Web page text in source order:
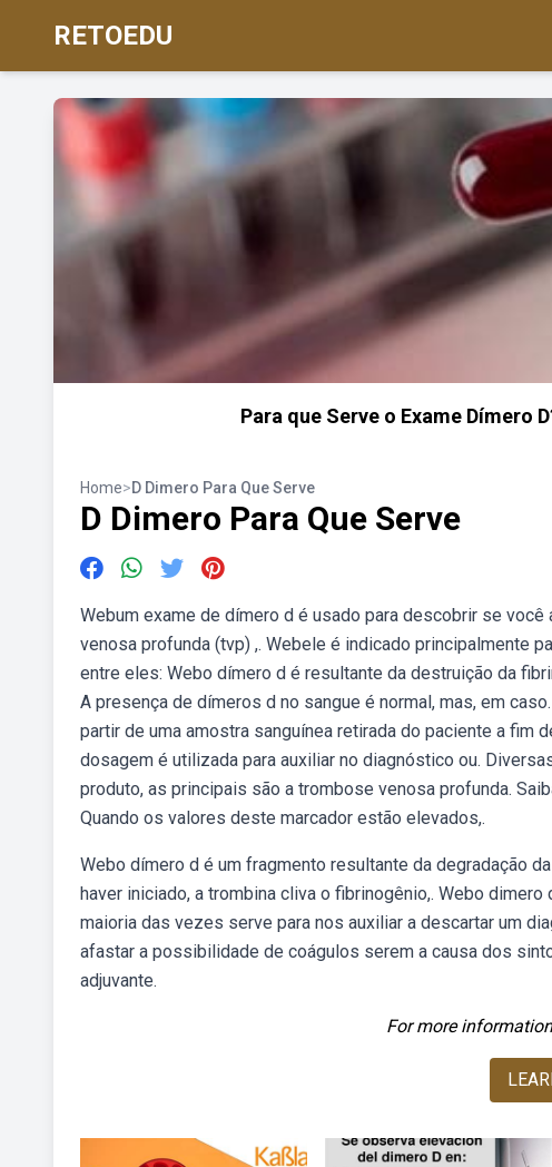
RETOEDU
Para que Serve o Exame Dímero
Home>D Dimero Para Que Serve
D Dimero Para Que Serve
Webum exame de dímero d é usado para descobrir se
venosa profunda (tvp) ,. Webele é indicado principalmente
entre eles: Webo dímero d é resultante da destruição da
A presença de dímeros d no sangue é normal, mas, em
partir de uma amostra sanguínea retirada do paciente a
dosagem é utilizada para auxiliar no diagnóstico ou.
produto, as principais são a trombose venosa profunda.
Quando ⁤os valores deste marcador estão elevados,.
Webo dímero d é um fragmento resultante da degradação
haver iniciado, a trombina cliva o fibrinogênio,. Webo
maioria das vezes serve para nos auxiliar a descartar um
afastar a possibilidade de coágulos serem a causa dos
adjuvante.
For more